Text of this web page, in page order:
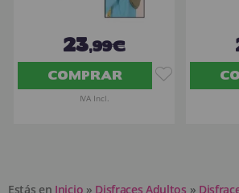
23,99€
COMPRAR
IVA Incl.
Estás en Inicio » Disfraces Adultos »